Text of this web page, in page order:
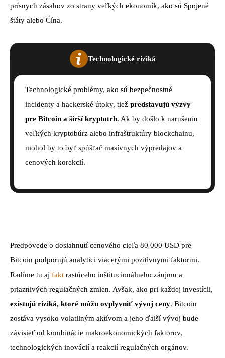
prísnych zásahov zo strany veľkých ekonomík, ako sú Spojené
štáty alebo Čína.
Technologické riziká
Technologické problémy, ako sú bezpečnostné
incidenty a hackerské útoky, tiež predstavujú výzvy
pre Bitcoin a širší kryptotrh. Ak by došlo k narušeniu
veľkých kryptobúrz alebo infraštruktúry blockchainu,
mohol by to byť spúšťač masívnych výpredajov a
cenových korekcií.
Predpovede o dosiahnutí cenového cieľa 80 000 USD pre
Bitcoin podporujú analytici viacerými pozitívnymi faktormi.
Radíme tu aj fakt rastúceho inštitucionálneho záujmu a
priaznivých regulačných zmien. Avšak, ako pri každej investícii,
existujú riziká, ktoré môžu ovplyvniť vývoj ceny. Bitcoin
zostáva vysoko volatilným aktívom a jeho ďalší vývoj bude
závisieť od kombinácie makroekonomických faktorov,
technologických inovácií a reakcií regulačných orgánov.